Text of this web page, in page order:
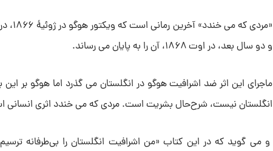
«مردی
و دو سال بعد، در اوت ۱۸۶۸، آن را به پایان می‌ رساند.
ماجرای این اثر ضد اشرافیت هوگو در انگلستان می‌ گذرد اما هوگو بر
انگلستان نیست، شرح‌حال بشریت است. مردی که می‌‌ خندد اثری انسانی
و می‌‌ گوید که در این کتاب «من اشرافیت انگلستان را بی‌‌طرفانه